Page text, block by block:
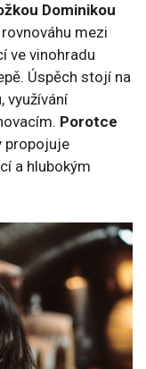
Dominikou
mezi
ve vinohradu
Úspěch stojí na
využívání
Porotce
propojuje
a hlubokým